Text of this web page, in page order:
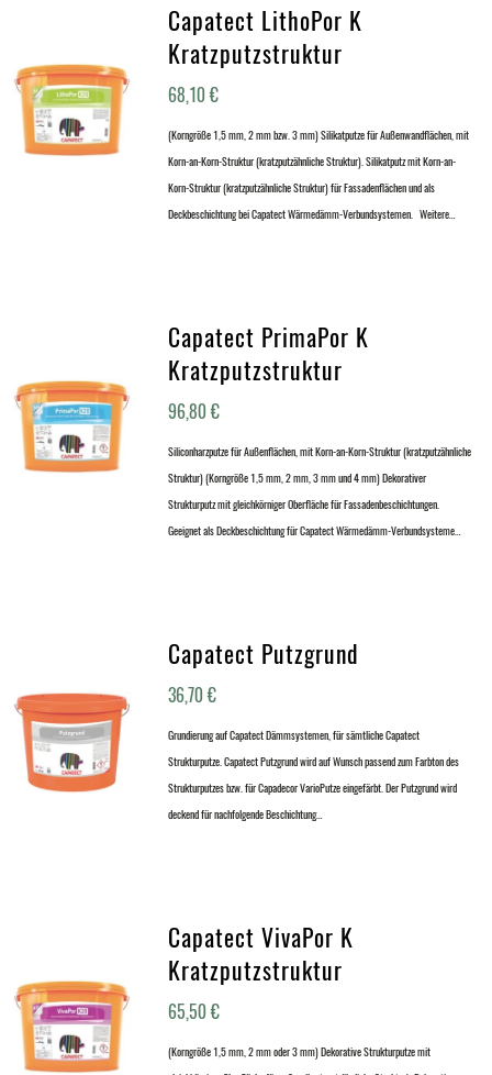
Capatect LithoPor K
Kratzputzstruktur
68,10€
(Korngröße 1,5 mm, 2 mm bzw. 3 mm) Silikatputze für Außenwandflächen, mit
Korn-an-Korn-Struktur (kratzputzähnliche Struktur). Silikatputz mit Korn-an-
Korn-Struktur (kratzputzähnliche Struktur) für Fassadenflächen und als
Deckbeschichtung bei Capatect Wärmedämm-Verbundsystemen. Weitere…
Capatect PrimaPor K
Kratzputzstruktur
96,80€
Siliconharzputze für Außenflächen, mit Korn-an-Korn-Struktur (kratzputzähnliche
Struktur) (Korngröße 1,5 mm, 2 mm, 3 mm und 4 mm) Dekorativer
Strukturputz mit gleichkörniger Oberfläche für Fassadenbeschichtungen.
Geeignet als Deckbeschichtung für Capatect Wärmedämm-Verbundsysteme…
Capatect Putzgrund
36,70€
Grundierung auf Capatect Dämmsystemen, für sämtliche Capatect
Strukturputze. Capatect Putzgrund wird auf Wunsch passend zum Farbton des
Strukturputzes bzw. für Capadecor VarioPutze eingefärbt. Der Putzgrund wird
deckend für nachfolgende Beschichtung…
Capatect VivaPor K
Kratzputzstruktur
65,50€
(Korngröße 1,5 mm, 2 mm oder 3 mm) Dekorative Strukturputze mit